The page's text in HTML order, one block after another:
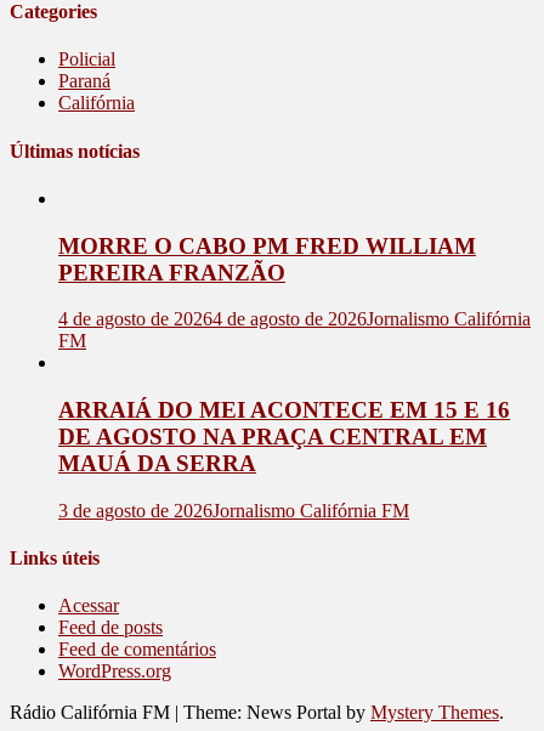
Categories
Policial
Paraná
Califórnia
Últimas notícias
MORRE O CABO PM FRED WILLIAM
PEREIRA FRANZÃO
4 de agosto de 20264 de agosto de 2026Jornalismo Califórnia
FM
ARRAIÁ DO MEI ACONTECE EM 15 E 16
DE AGOSTO NA PRAÇA CENTRAL EM
MAUÁ DA SERRA
3 de agosto de 2026Jornalismo Califórnia FM
Links úteis
Acessar
Feed de posts
Feed de comentários
WordPress.org
Rádio Califórnia FM | Theme: News Portal by Mystery Themes.